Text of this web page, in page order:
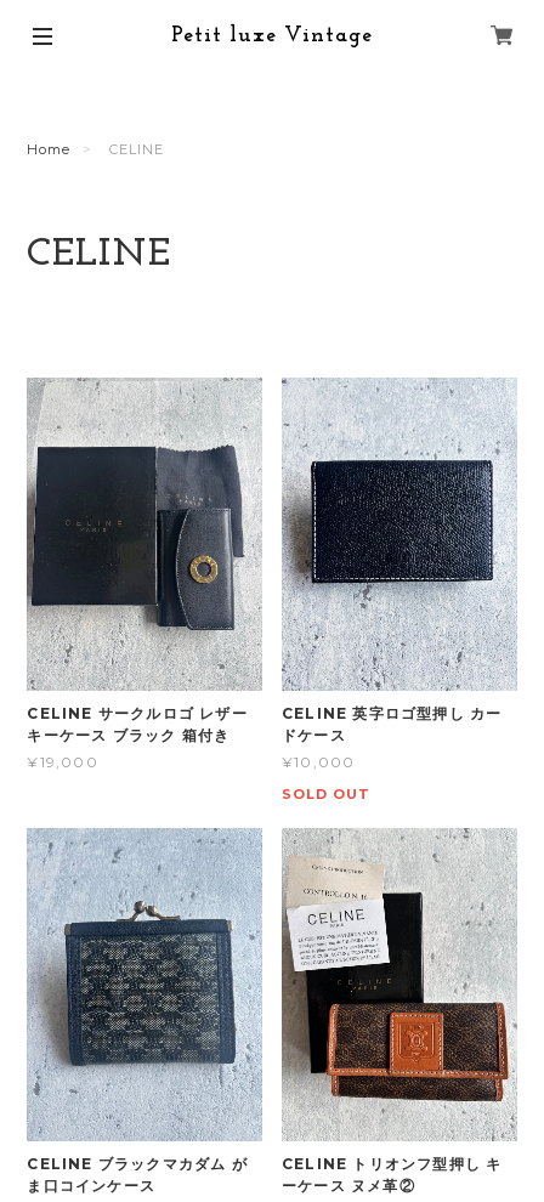
Petit luxe Vintage
Home CELINE
CELINE
CELINE サークルロゴ レザー
キーケース ブラック 箱付き
¥19,000
CELINE 英字ロゴ型押し カー
ドケース
¥10,000
SOLD OUT
CELINE ブラックマカダム が
ま口コインケース
CELINE トリオンフ型押し キ
ーケース ヌメ革②